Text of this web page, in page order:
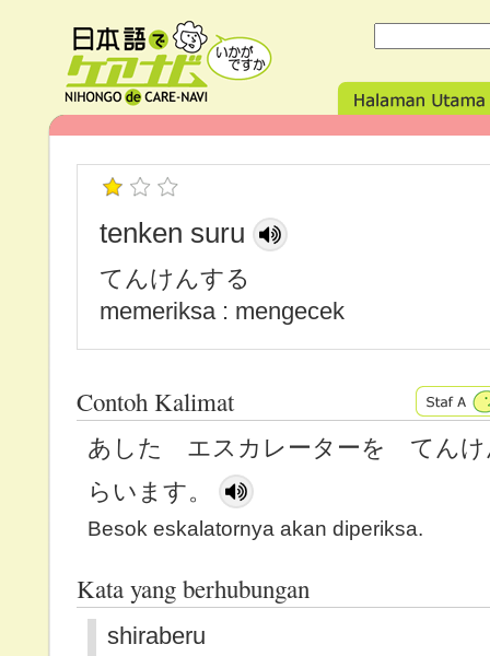
tenken suru
てんけんする
memeriksa : mengecek
Contoh Kalimat
あした エスカレーターを てん
らいます。
Besok eskalatornya akan diperiksa.
Kata yang berhubungan
shiraberu